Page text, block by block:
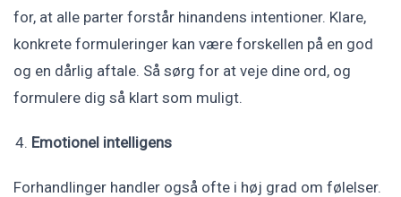
for, at alle parter forstår hinandens intentioner. Klare,
konkrete formuleringer kan være forskellen på en god
og en dårlig aftale. Så sørg for at veje dine ord, og
formulere dig så klart som muligt.
Emotionel intelligens
Forhandlinger handler også ofte i høj grad om følelser.